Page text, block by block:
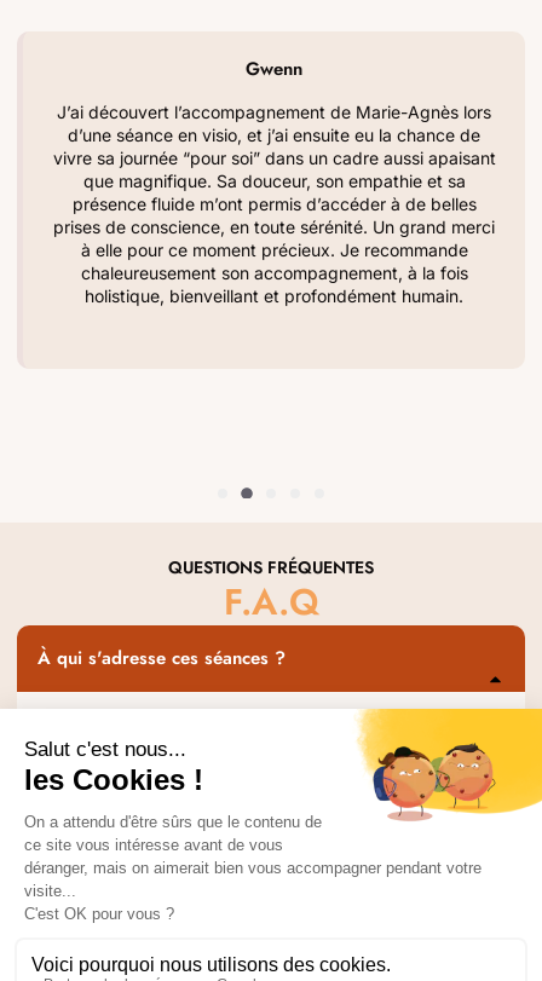
Gwenn
J’ai découvert l’accompagnement de Marie-Agnès lors
d’une séance en visio, et j’ai ensuite eu la chance de
vivre sa journée “pour soi” dans un cadre aussi apaisant
que magnifique. Sa douceur, son empathie et sa
présence fluide m’ont permis d’accéder à de belles
prises de conscience, en toute sérénité. Un grand merci
à elle pour ce moment précieux. Je recommande
chaleureusement son accompagnement, à la fois
holistique, bienveillant et profondément humain.
QUESTIONS FRÉQUENTES
F.A.Q
À qui s'adresse ces séances ?
un accompagnement ponctuel
pour faire un point, traverser une étape, apaiser un
moment de turbulence intérieure, gagner en clarté ou
simplement te réaligner avec ton essence.
Comment puis-je réserver une séance ?